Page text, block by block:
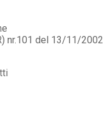
nr.101 del 13/11/2002